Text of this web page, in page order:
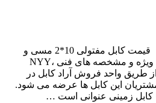
قیمت کابل مفتولی 10*2 مسی و
آلومینیومی با تخفیف فروش ویژه و مشخصه های فنی NYY،
N2XY ، NAYY و NA2XY از طریق واحد فروش آراد کابل در
این کابل ها عرضه می شود.
کابل زمینی عنوانی است …